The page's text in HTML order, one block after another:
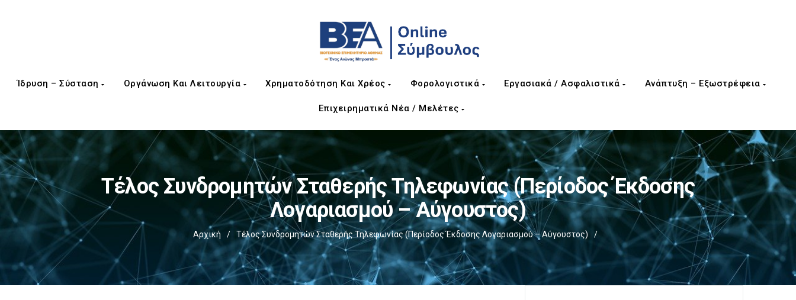
Ίδρυση – Σύσταση Οργάνωση Και Λειτουργία Χρηματοδότηση Και Χρέος Φορολογιστικά Εργασιακά / Ασφαλιστικά Ανάπτυξη – Εξωστρέφεια
Επιχειρηματικά Νέα / Μελέτες
Τέλος Συνδρομητών Σταθερής Τηλεφωνίας (Περίοδος Έκδοσης
Λογαριασμού – Αύγουστος)
Αρχική / Τέλος Συνδρομητών Σταθερής Τηλεφωνίας (Περίοδος Έκδοσης Λογαριασμού – Αύγουστος) /